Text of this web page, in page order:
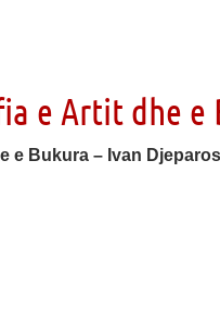
e Artit dhe
e Bukura – Ivan